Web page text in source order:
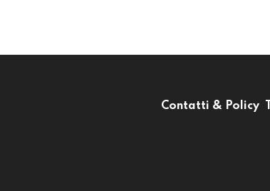
Contatti & Policy